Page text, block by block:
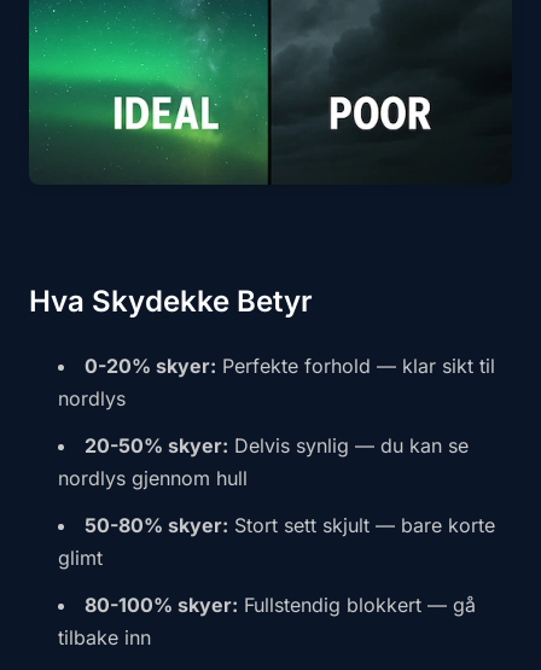
Hva Skydekke Betyr
0-20% skyer: Perfekte forhold — klar sikt til
nordlys
20-50% skyer: Delvis synlig — du kan se
nordlys gjennom hull
50-80% skyer: Stort sett skjult — bare korte
glimt
80-100% skyer: Fullstendig blokkert — gå
tilbake inn